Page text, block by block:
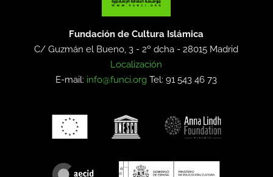
Fundación de Cultura Islámica
C/ Guzmán el Bueno, 3 - 2º dcha -28015 Madrid
Localización
E-mail: info@funci.org Tel: 91 543 46 73